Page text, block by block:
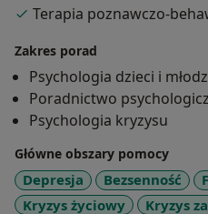
Terapia poznawczo-
Zakres porad
Psychologia dzieci i
Poradnictwo
Psychologia kryzysu
Główne obszary pomocy
Depresja Bezsenność
Kryzys życiowy
Kryzys